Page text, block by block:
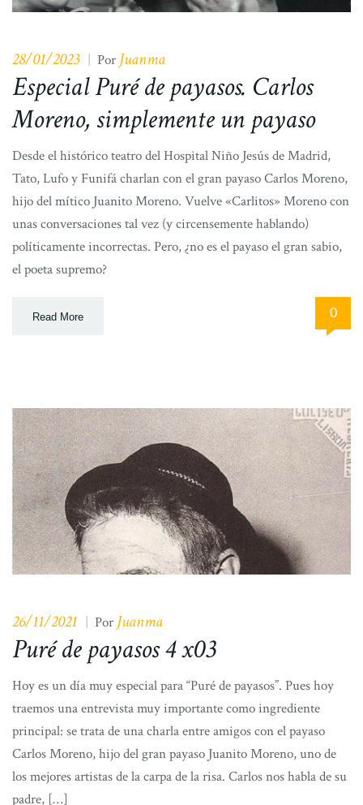
28/01/2023 Por Juanma
Especial Puré de payasos. Carlos
Moreno, simplemente un payaso
Desde el histórico teatro del Hospital Niño Jesús de Madrid,
Tato, Lufo y Funifá charlan con el gran payaso Carlos Moreno,
hijo del mítico Juanito Moreno. Vuelve «Carlitos» Moreno con
unas conversaciones tal vez (y circensemente hablando)
políticamente incorrectas. Pero, ¿no es el payaso el gran sabio,
el poeta supremo?
Read More 0
26/11/2021 Por Juanma
Puré de payasos 4 x03
Hoy es un día muy especial para “Puré de payasos”. Pues hoy
traemos una entrevista muy importante como ingrediente
principal: se trata de una charla entre amigos con el payaso
Carlos Moreno, hijo del gran payaso Juanito Moreno, uno de
los mejores artistas de la carpa de la risa. Carlos nos habla de su
padre, […]